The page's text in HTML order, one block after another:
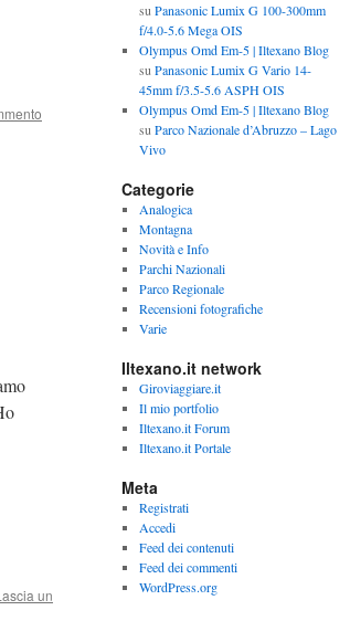
un
su Panasonic Lumix G 100-300mm
f/4.0-5.6 Mega OIS
Olympus Omd Em-5 | Iltexano Blog
su Panasonic Lumix G Vario 14-
45mm f/3.5-5.6 ASPH OIS
Olympus Omd Em-5 | Iltexano Blog
su Parco Nazionale d’Abruzzo – Lago
Vivo
Categorie
Analogica
Montagna
Novità e Info
Parchi Nazionali
Parco Regionale
Recensioni fotografiche
Varie
Iltexano.it network
Giroviaggiare.it
Il mio portfolio
Iltexano.it Forum
Iltexano.it Portale
Meta
Registrati
Accedi
Feed dei contenuti
Feed dei commenti
WordPress.org